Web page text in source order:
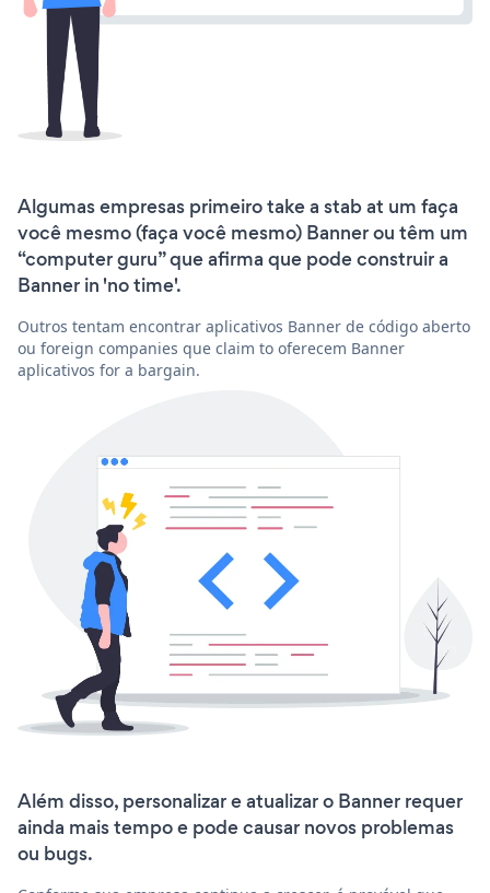
Algumas empresas primeiro take a stab at um faça
você mesmo (faça você mesmo) Banner ou têm um
“computer guru” que afirma que pode construir a
Banner in 'no time'.
Outros tentam encontrar aplicativos Banner de código aberto
ou foreign companies que claim to oferecem Banner
aplicativos for a bargain.
Além disso, personalizar e atualizar o Banner requer
ainda mais tempo e pode causar novos problemas
ou bugs.